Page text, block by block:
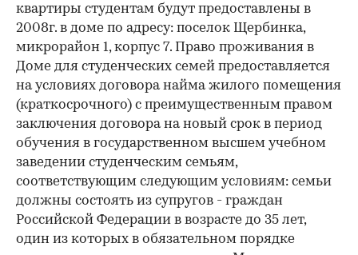
квартиры студентам будут предоставлены в
2008г. в доме по адресу: поселок Щербинка,
микрорайон 1, корпус 7. Право проживания в
Доме для студенческих семей предоставляется
на условиях договора найма жилого помещения
(краткосрочного) с преимущественным правом
заключения договора на новый срок в период
обучения в государственном высшем учебном
заведении студенческим семьям,
соответствующим следующим условиям: семьи
должны состоять из супругов - граждан
Российской Федерации в возрасте до 35 лет,
один из которых в обязательном порядке